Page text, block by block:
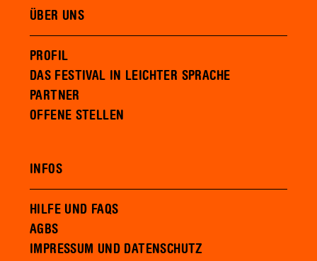
ÜBER UNS
PROFIL
DAS FESTIVAL IN LEICHTER SPRACHE
PARTNER
OFFENE STELLEN
INFOS
HILFE UND FAQS
AGBS
IMPRESSUM UND DATENSCHUTZ